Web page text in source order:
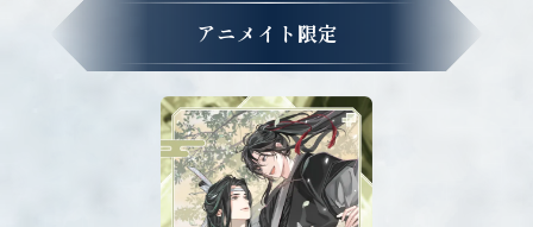
アニメイト限定